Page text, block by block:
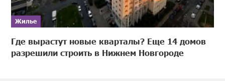
Жилье
Где вырастут новые кварталы? Еще 14 домов
разрешили строить в Нижнем Новгороде